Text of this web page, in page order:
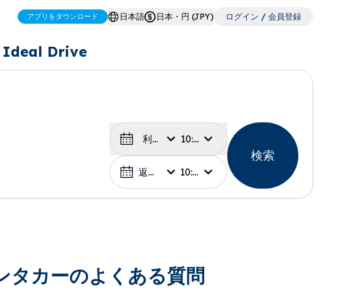
アプリをダウンロード 日本語 日本・円 (JPY) ログイン / 会員登録
Ideal Drive
利用日 10:00
返却日 10:00
検索
タカーのよくある質問